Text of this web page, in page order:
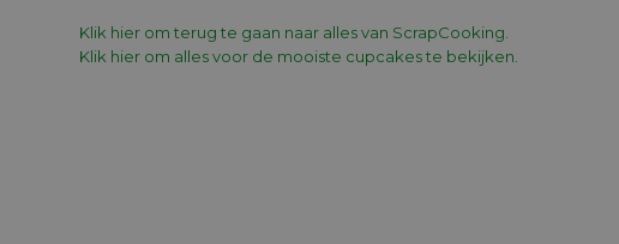
Klik hier om terug te gaan naar alles van ScrapCooking.
Klik hier om alles voor de mooiste cupcakes te bekijken.